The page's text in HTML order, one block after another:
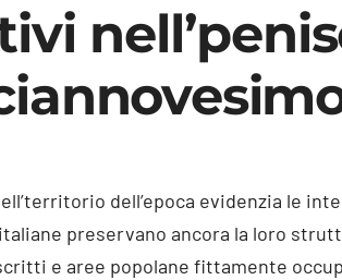
dell’epoca evidenzia le
preservano ancora la loro
e aree popolane fittamente